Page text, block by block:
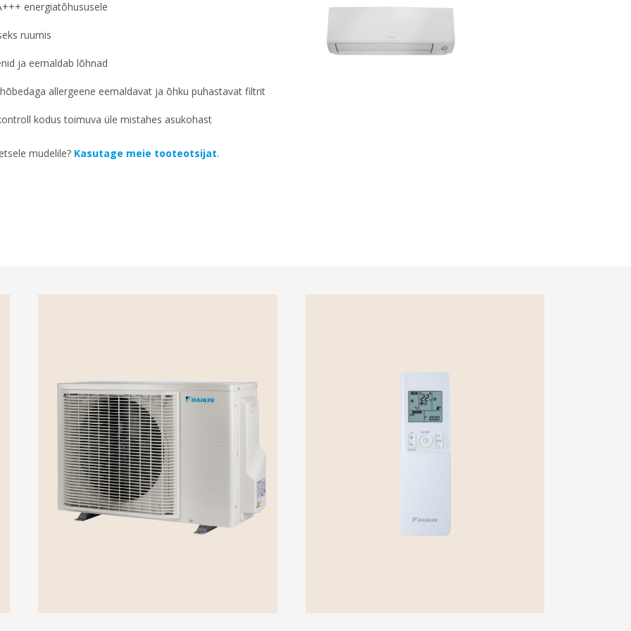
energiatõhususele
ruumis
ja eemaldab lõhnad
allergeene eemaldavat ja õhku puhastavat filtrit
kodus toimuva üle mistahes asukohast
mudelile? Kasutage meie tooteotsijat.